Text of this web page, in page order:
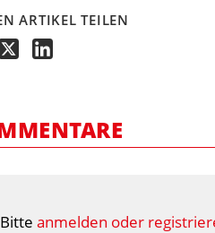
ARTIKEL TEILEN
Bitte anmelden oder